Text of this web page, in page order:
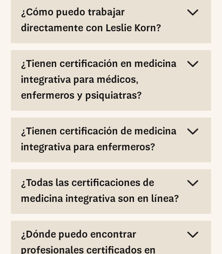
¿Cómo puedo trabajar
directamente con Leslie Korn?
¿Tienen certificación en medicina
integrativa para médicos,
enfermeros y psiquiatras?
¿Tienen certificación de medicina
integrativa para enfermeros?
¿Todas las certificaciones de
medicina integrativa son en línea?
¿Dónde puedo encontrar
profesionales certificados en